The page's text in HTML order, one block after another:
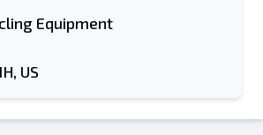
Equipment
US